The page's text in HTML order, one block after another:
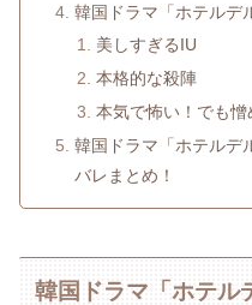
韓国ドラマ「ホテルデ
美しすぎるIU
本格的な殺陣
本気で怖い！でも憎
韓国ドラマ「ホテルデ
バレまとめ！
韓国ドラマ「ホテル